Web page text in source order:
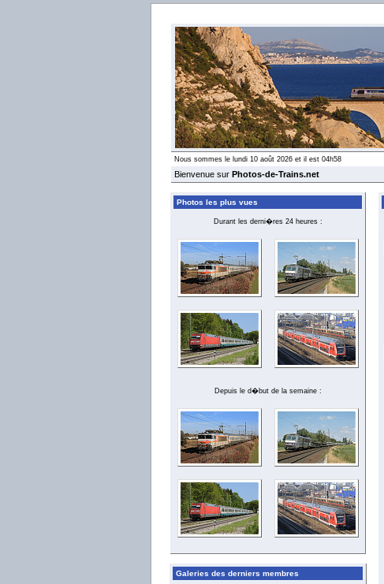
Nous sommes le lundi 10 août 2026 et il est 04h58
Bienvenue sur Photos-de-Trains.net
Photos les plus vues
Durant les derni�res 24 heures :
Depuis le d�but de la semaine :
Galeries des derniers membres